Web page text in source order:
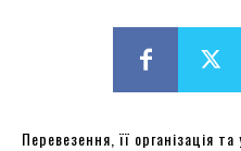
Перевезення, її організація